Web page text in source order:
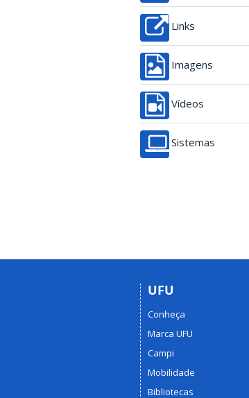
Links
Imagens
Vídeos
Sistemas
UFU
Conheça
Marca UFU
Campi
Mobilidade
Bibliotecas